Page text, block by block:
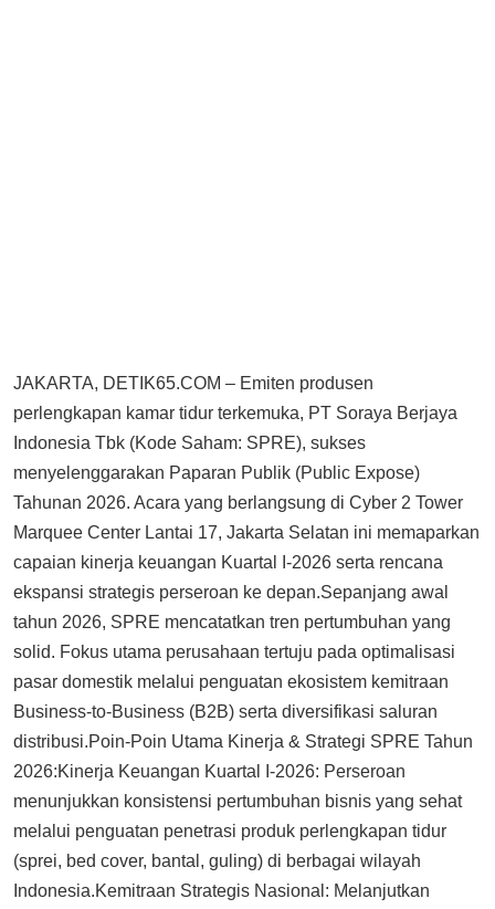
JAKARTA, DETIK65.COM – Emiten produsen
perlengkapan kamar tidur terkemuka, PT Soraya Berjaya
Indonesia Tbk (Kode Saham: SPRE), sukses
menyelenggarakan Paparan Publik (Public Expose)
Tahunan 2026. Acara yang berlangsung di Cyber 2 Tower
Marquee Center Lantai 17, Jakarta Selatan ini memaparkan
capaian kinerja keuangan Kuartal I-2026 serta rencana
ekspansi strategis perseroan ke depan.Sepanjang awal
tahun 2026, SPRE mencatatkan tren pertumbuhan yang
solid. Fokus utama perusahaan tertuju pada optimalisasi
pasar domestik melalui penguatan ekosistem kemitraan
Business-to-Business (B2B) serta diversifikasi saluran
distribusi.Poin-Poin Utama Kinerja & Strategi SPRE Tahun
2026:Kinerja Keuangan Kuartal I-2026: Perseroan
menunjukkan konsistensi pertumbuhan bisnis yang sehat
melalui penguatan penetrasi produk perlengkapan tidur
(sprei, bed cover, bantal, guling) di berbagai wilayah
Indonesia.Kemitraan Strategis Nasional: Melanjutkan